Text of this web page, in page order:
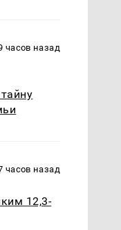
часов назад
часов назад
12,3-